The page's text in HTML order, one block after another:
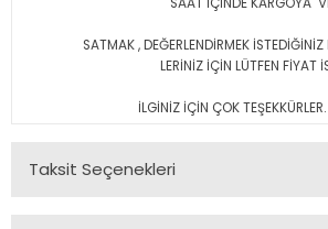
SATMAK , DEĞERLENDİRMEK
LERİNİZ İÇİN LÜTFEN FİYAT
İLGİNİZ İÇİN ÇOK
Taksit Seçenekleri